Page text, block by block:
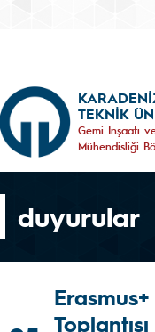
TEKNİK
Gemi İnşaatı
Mühendisliği
duyurular
Toplantısı